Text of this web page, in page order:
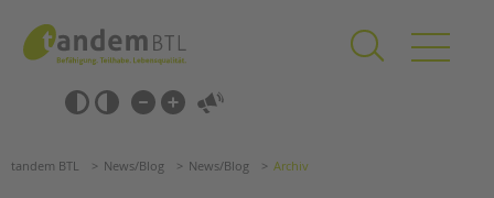
springen
Barrierefrei-
Einstellungen
überspringen
überspringen
tandem BTL News/Blog News/Blog Archiv